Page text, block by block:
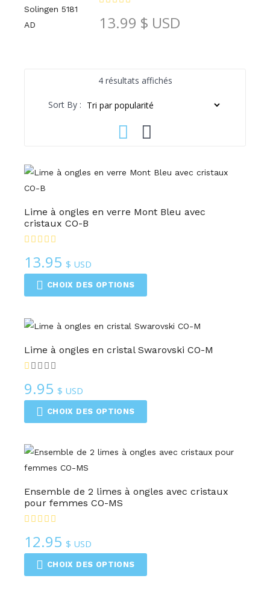
13.99 $ USD
4 résultats affichésTrié
Sort By :
Lime à ongles en verre Mont Bleu avec
cristaux CO-B
13.95$ USD
CHOIX DES OPTIONS
Lime à ongles en cristal Swarovski CO-M
9.95$ USD
CHOIX DES OPTIONS
Ensemble de 2 limes à ongles avec cristaux
pour femmes CO-MS
12.95$ USD
CHOIX DES OPTIONS